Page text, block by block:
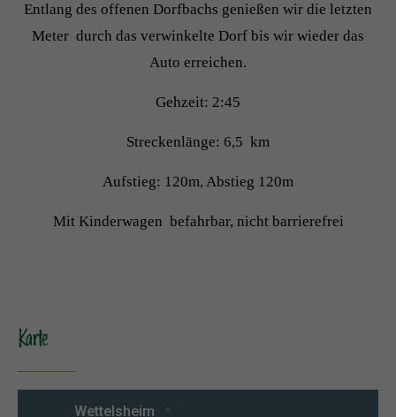
Entlang des offenen Dorfbachs genießen wir die letzten
Meter durch das verwinkelte Dorf bis wir wieder das
Auto erreichen.
Gehzeit: 2:45
Streckenlänge: 6,5 km
Aufstieg: 120m, Abstieg 120m
Mit Kinderwagen befahrbar, nicht barrierefrei
Karte